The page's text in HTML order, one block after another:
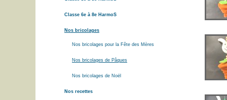
Classe 6e à 8e HarmoS
Nos bricolages
Nos bricolages pour la Fête des Mères
Nos bricolages de Pâques
Nos bricolages de Noël
Nos recettes